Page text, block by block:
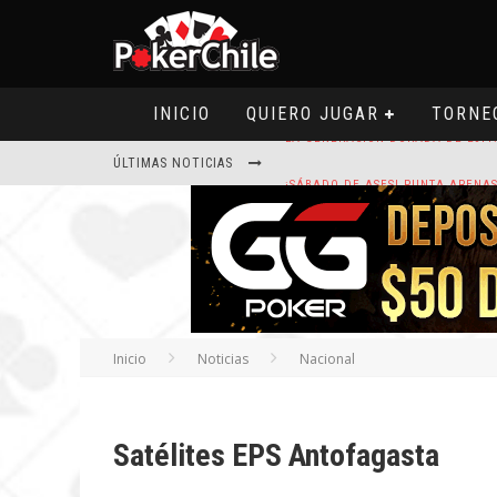
INICIO QUIERO JUGAR
ÚLTIMAS NOTICIAS
ROAD TO CLSOP PUERTO PLATA,
HOY CAMISETA FIRMADA POR
Inicio Noticias Nacional
Satélites EPS Antofagasta